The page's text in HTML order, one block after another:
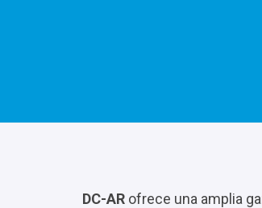
DC-AR ofrece una amplia